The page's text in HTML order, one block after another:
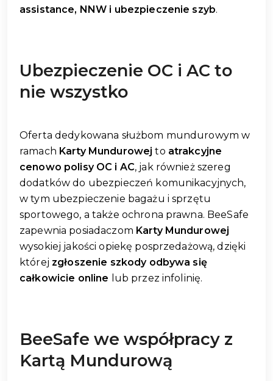
assistance, NNW i ubezpieczenie szyb.
Ubezpieczenie OC i AC to
nie wszystko
Oferta dedykowana służbom mundurowym w
ramach Karty Mundurowejto atrakcyjne
cenowo polisy OC i AC, jak również szereg
dodatków do ubezpieczeń komunikacyjnych,
w tym ubezpieczenie bagażu i sprzętu
sportowego, a także ochrona prawna. BeeSafe
zapewnia posiadaczom Karty Mundurowej
wysokiej jakości opiekę posprzedażową, dzięki
której zgłoszenie szkody odbywa się
całkowicie online lub przez infolinię.
BeeSafe we współpracy z
Kartą Mundurową